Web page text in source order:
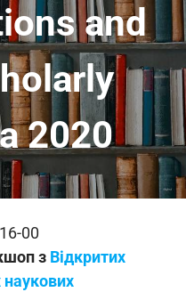
and
2020
00
з Відкритих
наукових